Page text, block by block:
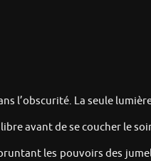
l’obscurité. La seule
avant de se coucher le
les pouvoirs des